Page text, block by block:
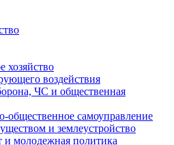
хозяйство
воздействия
ЧС и общественная
общественное самоуправление
и землеустройство
и молодежная политика